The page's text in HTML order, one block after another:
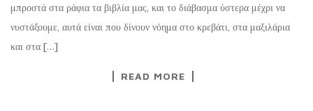
μπροστά στα ράφια τα βιβλία μας, και το διάβασμα ύστερα μέχρι να
νυστάξουμε, αυτά είναι που δίνουν νόημα στο κρεβάτι, στα μαξιλάρια
και στα […]
READ MORE